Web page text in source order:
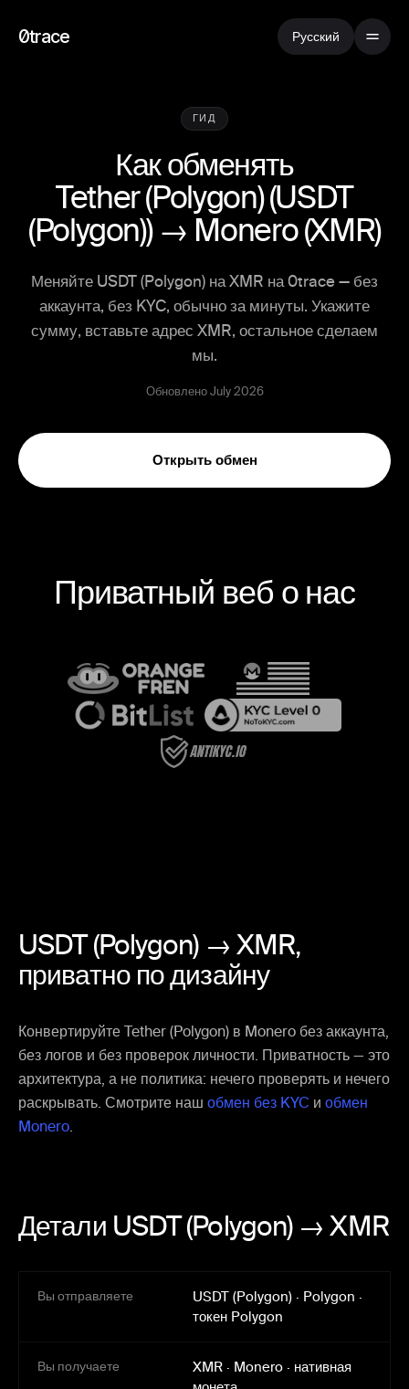
0trace Русский
ГИД
Как обменять
Tether (Polygon)(USDT
(Polygon)) → Monero(XMR)
Меняйте USDT (Polygon) на XMR на 0trace — без
аккаунта, без KYC, обычно за минуты. Укажите
сумму, вставьте адрес XMR, остальное сделаем
мы.
Обновлено July 2026
Открыть обмен
Приватный веб о нас
USDT (Polygon) → XMR,
приватно по дизайну
Конвертируйте Tether (Polygon) в Monero без аккаунта,
без логов и без проверок личности. Приватность — это
архитектура, а не политика: нечего проверять и нечего
раскрывать. Смотрите наш обмен без KYC и обмен
Monero.
Детали USDT (Polygon) → XMR
Вы отправляете USDT (Polygon) · Polygon ·
токен Polygon
Вы получаете XMR · Monero · нативная